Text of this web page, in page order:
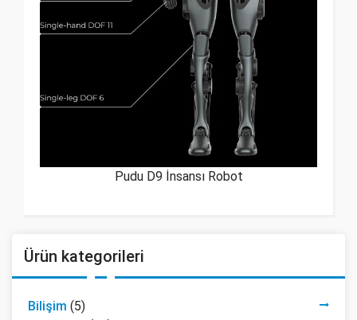
Pudu D9 İnsansı Robot
Ürün kategorileri
Bilişim (5)